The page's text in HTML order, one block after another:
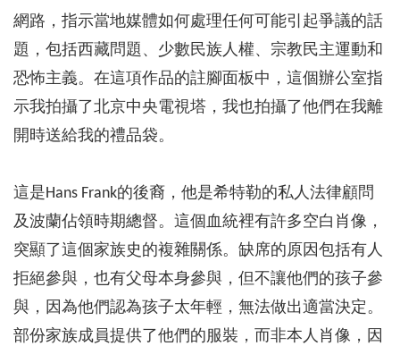
網路，指示當地媒體如何處理任何可能引起爭議的話
題，包括西藏問題、少數民族人權、宗教民主運動和
恐怖主義。在這項作品的註腳面板中，這個辦公室指
示我拍攝了北京中央電視塔，我也拍攝了他們在我離
開時送給我的禮品袋。
這是Hans Frank的後裔，他是希特勒的私人法律顧問
及波蘭佔領時期總督。這個血統裡有許多空白肖像，
突顯了這個家族史的複雜關係。缺席的原因包括有人
拒絕參與，也有父母本身參與，但不讓他們的孩子參
與，因為他們認為孩子太年輕，無法做出適當決定。
部份家族成員提供了他們的服裝，而非本人肖像，因